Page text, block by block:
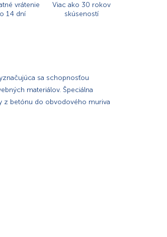
vrátenie
14 dní
Viac ako 30 rokov
skúseností
sa schopnosťou
materiálov. Špeciálna
z betónu do obvodového muriva